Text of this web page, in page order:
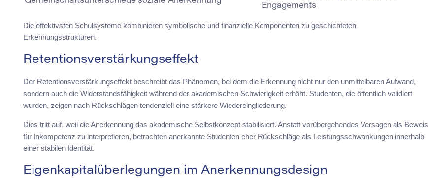
Engagements
Die effektivsten Schulsysteme kombinieren symbolische und finanzielle Komponenten zu geschichteten
Erkennungsstrukturen.
Retentionsverstärkungseffekt
Der Retentionsverstärkungseffekt beschreibt das Phänomen, bei dem die Erkennung nicht nur den unmittelbaren Aufwand,
sondern auch die Widerstandsfähigkeit während der akademischen Schwierigkeit erhöht. Studenten, die öffentlich validiert
wurden, zeigen nach Rückschlägen tendenziell eine stärkere Wiedereingliederung.
Dies tritt auf, weil die Anerkennung das akademische Selbstkonzept stabilisiert. Anstatt vorübergehendes Versagen als Beweis
für Inkompetenz zu interpretieren, betrachten anerkannte Studenten eher Rückschläge als Leistungsschwankungen innerhalb
einer stabilen Identität.
Eigenkapitalüberlegungen im Anerkennungsdesign